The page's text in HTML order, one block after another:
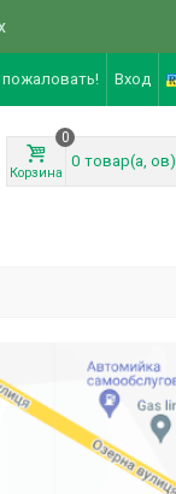
Вход
Корзина
0
0 товар(а, ов)